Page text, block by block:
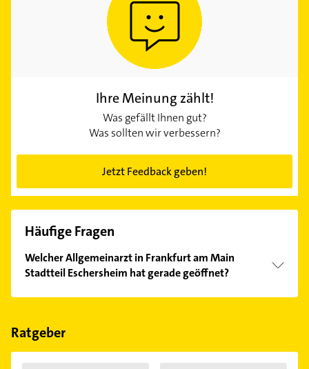
Ihre Meinung zählt!
Was gefällt Ihnen gut?
Was sollten wir verbessern?
Jetzt Feedback geben!
Häufige Fragen
Welcher Allgemeinarzt in Frankfurt am Main
Stadtteil Eschersheim hat gerade geöffnet?
Im Anbieter-Bereich finden Sie alleÖffnungszeiten.
Feiertagen abweichen können.
Ratgeber